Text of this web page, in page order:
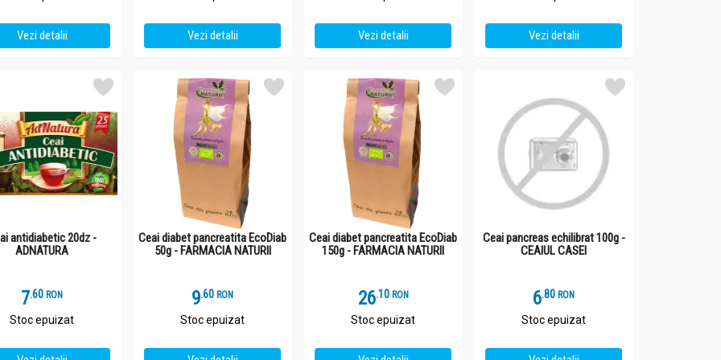
Vezi detalii Vezi detalii Vezi detalii Vezi detalii
antidiabetic 20dz -
ADNATURA
7.6 RON
Stoc epuizat
Ceai diabet pancreatita EcoDiab
50g - FARMACIA NATURII
9.6 RON
Stoc epuizat
Ceai diabet pancreatita EcoDiab
150g - FARMACIA NATURII
26.1 RON
Stoc epuizat
Ceai pancreas echilibrat 100g -
CEAIUL CASEI
6.8 RON
Stoc epuizat